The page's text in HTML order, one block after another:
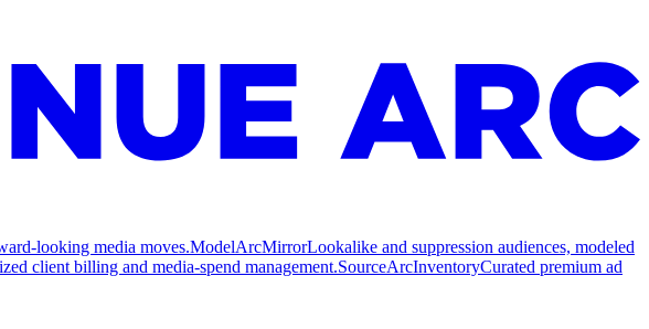
looking media moves.ModelArcMirrorLookalike and suppression audiences, modeled
client billing and media-spend management.SourceArcInventoryCurated premium ad